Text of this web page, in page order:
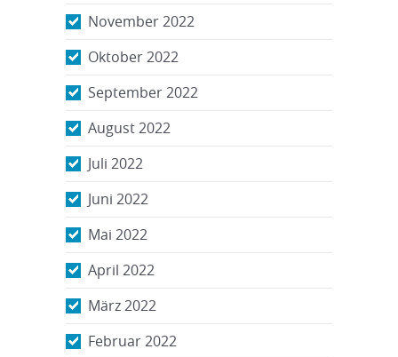
November 2022
Oktober 2022
September 2022
August 2022
Juli 2022
Juni 2022
Mai 2022
April 2022
März 2022
Februar 2022